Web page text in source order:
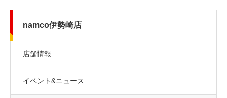
namco伊勢崎店
店舗情報
イベント&ニュース